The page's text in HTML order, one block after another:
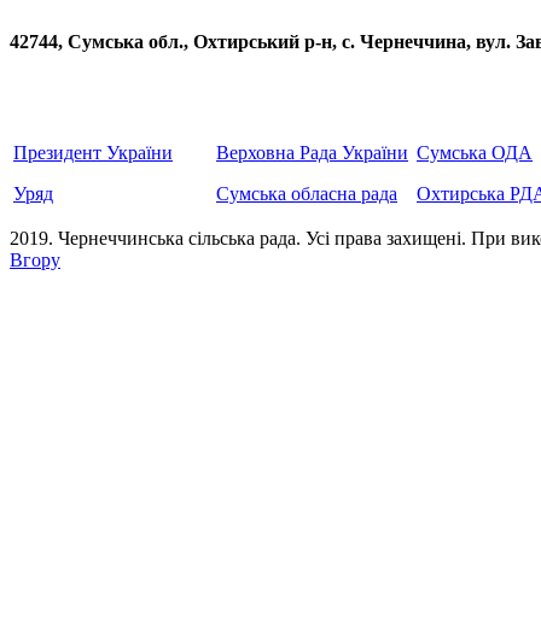
42744, Сумська обл., Охтирський р-н, с. Чернеччина,
Президент України
Уряд
Верховна Рада України
Сумська обласна рада
Сумська ОДА
Охтирська
2019. Чернеччинська сільська рада. Усi права захищенi. При
Вгору